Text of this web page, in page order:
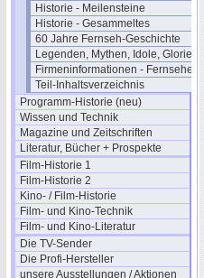
Historie - Meilensteine
Historie - Gesammeltes
60 Jahre Fernseh-Geschichte
Legenden, Mythen, Idole, Glorie
Firmeninformationen - Fernsehen
Teil-Inhaltsverzeichnis
Programm-Historie (neu)
Wissen und Technik
Magazine und Zeitschriften
Literatur, Bücher + Prospekte
Film-Historie 1
Film-Historie 2
Kino- / Film-Historie
Film- und Kino-Technik
Film- und Kino-Literatur
Die TV-Sender
Die Profi-Hersteller
unsere Ausstellungen / Aktionen